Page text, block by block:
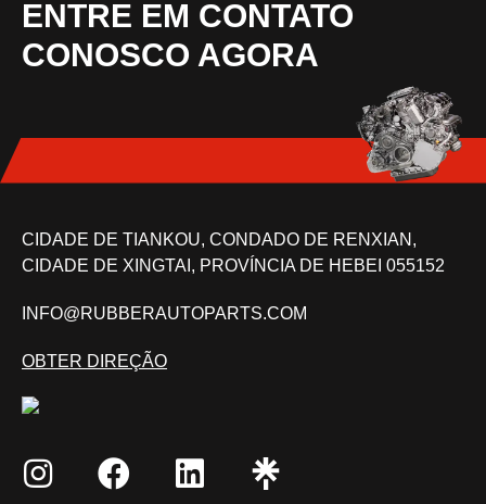
ENTRE EM CONTATO
CONOSCO AGORA
CIDADE DE TIANKOU, CONDADO DE RENXIAN,
CIDADE DE XINGTAI, PROVÍNCIA DE HEBEI 055152
INFO@RUBBERAUTOPARTS.COM
OBTER DIREÇÃO